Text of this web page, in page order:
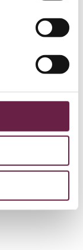
med fokus på
værdier, som har
Den høje kvalitet,
damaskfrotté af